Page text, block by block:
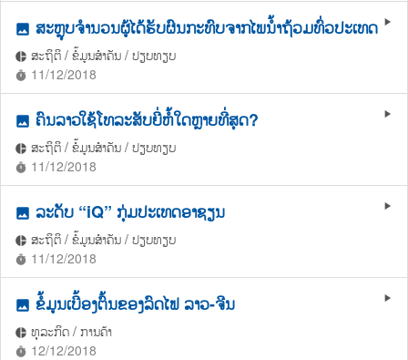
play_arrow
photo ສະຫຼຸບຈຳນວນຜູ້ໄດ້ຮັບຜົນກະທົບຈາກໄພນ້ຳຖ້ວມທົ່ວປະເທດ
pie_chart ສະຖິຕິ / ຂໍ້ມູນສຳຄັນ / ປຽບທຽບ
timer 11/12/2018
play_arrow
photo ຄົນລາວໃຊ້ໂທລະສັບຍີ່ຫໍ້ໃດຫຼາຍທີ່ສຸດ?
pie_chart ສະຖິຕິ / ຂໍ້ມູນສຳຄັນ / ປຽບທຽບ
timer 11/12/2018
play_arrow
photo ລະດັບ “iQ” ກຸ່ມປະເທດອາຊຽນ
pie_chart ສະຖິຕິ / ຂໍ້ມູນສຳຄັນ / ປຽບທຽບ
timer 11/12/2018
play_arrow
photo ຂໍ້ມູນເບື້ອງຕົ້ນຂອງລົດໄຟ ລາວ-ຈີນ
pie_chart ທຸລະກິດ / ການຄ້າ
timer 12/12/2018